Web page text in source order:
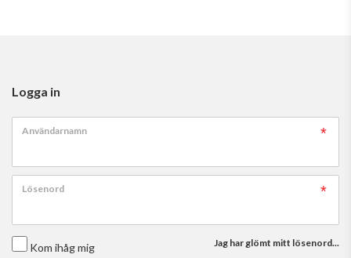
Logga in
Användarnamn
Lösenord
Kom ihåg mig Jag har glömt mitt lösenord...